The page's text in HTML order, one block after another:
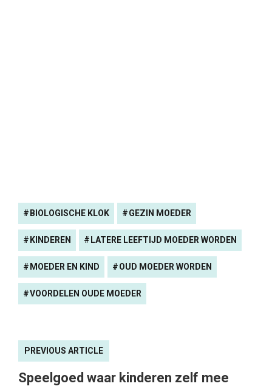
BIOLOGISCHE KLOK GEZIN MOEDER
KINDEREN LATERE LEEFTIJD MOEDER WORDEN
MOEDER EN KIND OUD MOEDER WORDEN
VOORDELEN OUDE MOEDER
PREVIOUS ARTICLE
Speelgoed waar kinderen zelf mee